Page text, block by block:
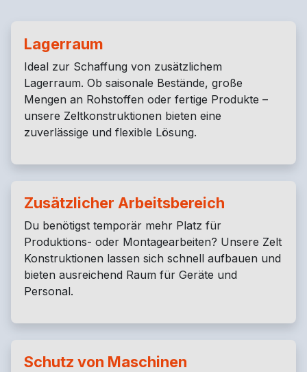
Lagerraum
Ideal zur Schaffung von zusätzlichem
Lagerraum. Ob saisonale Bestände, große
Mengen an Rohstoffen oder fertige Produkte –
unsere Zeltkonstruktionen bieten eine
zuverlässige und flexible Lösung.
Zusätzlicher Arbeitsbereich
Du benötigst temporär mehr Platz für
Produktions- oder Montagearbeiten? Unsere Zelt
Konstruktionen lassen sich schnell aufbauen und
bieten ausreichend Raum für Geräte und
Personal.
Schutz von Maschinen